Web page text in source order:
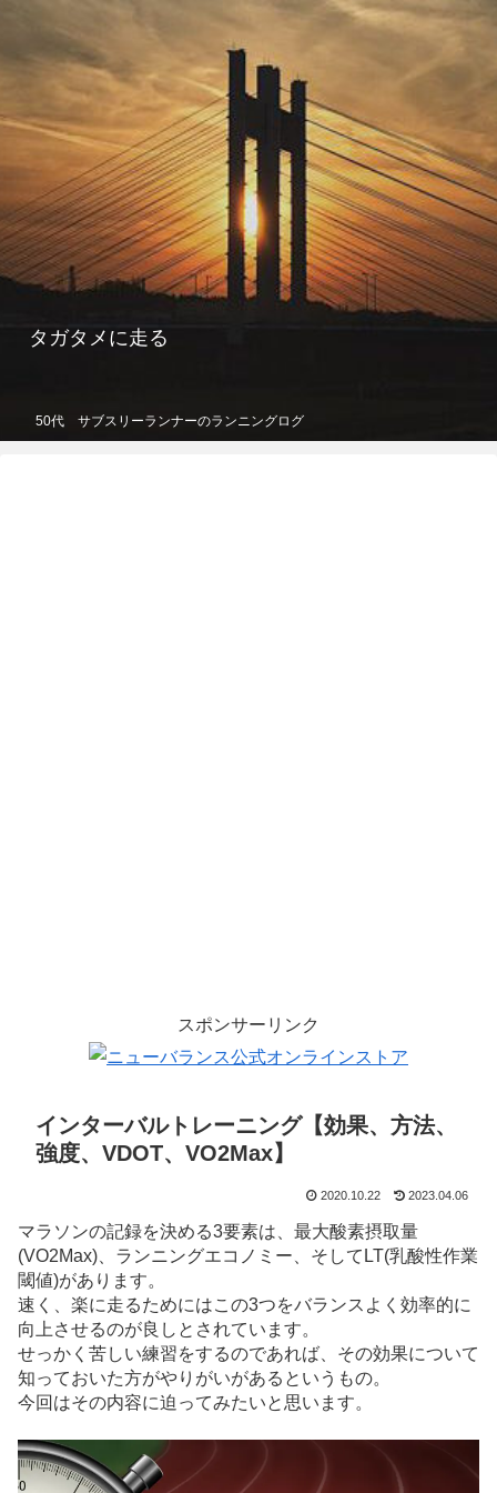
タガタメに走る
50代 サブスリーランナーのランニングログ
スポンサーリンク
インターバルトレーニング【効果、方法、
強度、VDOT、VO2Max】
2020.10.22 2023.04.06
マラソンの記録を決める3要素は、最大酸素摂取量
(VO2Max)、ランニングエコノミー、そしてLT(乳酸性作業
閾値)があります。
速く、楽に走るためにはこの3つをバランスよく効率的に
向上させるのが良しとされています。
せっかく苦しい練習をするのであれば、その効果について
知っておいた方がやりがいがあるというもの。
今回はその内容に迫ってみたいと思います。